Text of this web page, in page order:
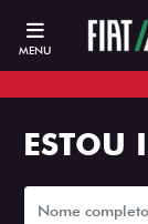
MENU
ESTOU